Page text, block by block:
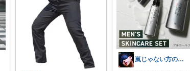
嵐じゃない方のニノ